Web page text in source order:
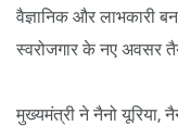
वैज्ञानिक और लाभकारी
स्वरोजगार के नए अवसर
मुख्यमंत्री ने नैनो यूरिया,